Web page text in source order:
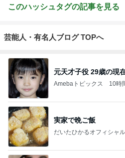
このハッシュタグの記事を見る
芸能人・有名人ブログ TOPへ
元天才子役 29歳の現
Amebaトピックス 10時
実家で晩ご飯
だいたひかるオフィシャ